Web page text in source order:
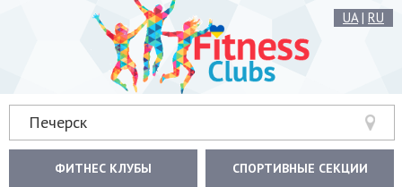
UA| RU
Печерск
ФИТНЕС КЛУБЫ СПОРТИВНЫЕ СЕКЦИИ